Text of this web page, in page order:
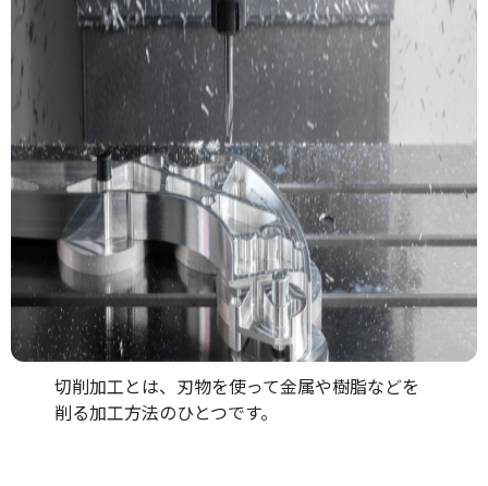
切削加工とは、刃物を使って金属や樹脂などを
削る加工方法のひとつです。